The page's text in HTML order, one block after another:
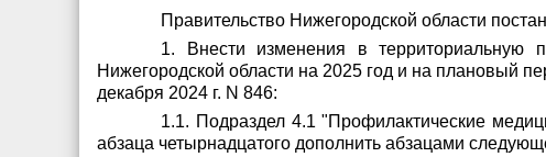
Правительство Нижегородской области
1. Внести изменения в территориальную
Нижегородской области на 2025 год и на плановый
декабря 2024 г. N 846:
1.1. Подраздел 4.1 "Профилактические
абзаца четырнадцатого дополнить абзацами